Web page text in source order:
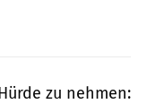
zu nehmen: